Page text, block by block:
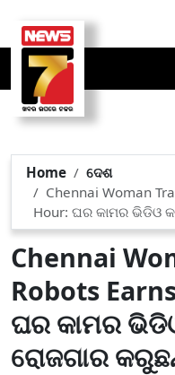
Home
ଦେଶ
Chennai Woman
Hour: ଘର କାମର ଭିଡିଓ
Chennai
Robots
ଘର କାମର
ରୋଜଗାର